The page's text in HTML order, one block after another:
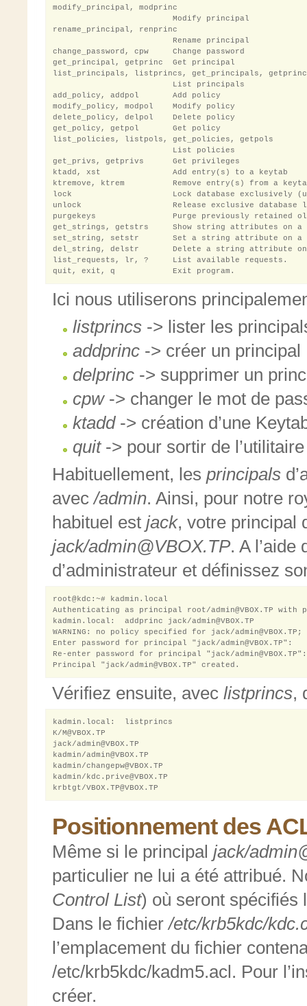
modify_principal, modprinc
                         Modify principal
rename_principal, renprinc
                         Rename principal
change_password, cpw     Change password
get_principal, getprinc  Get principal
list_principals, listprincs, get_principals,
                         List principals
add_policy, addpol       Add policy
modify_policy, modpol    Modify policy
delete_policy, delpol    Delete policy
get_policy, getpol       Get policy
list_policies, listpols, get_policies, getpols
                         List policies
get_privs, getprivs      Get privileges
ktadd, xst               Add entry(s) to a keytab
ktremove, ktrem          Remove entry(s) from a
lock                     Lock database exclusively
unlock                   Release exclusive database
purgekeys                Purge previously retained
get_strings, getstrs     Show string attributes on a
set_string, setstr       Set a string attribute on a
del_string, delstr       Delete a string attribute
list_requests, lr, ?     List available requests.
Ici nous utiliserons
listprincs -> lister les
addprinc -> créer un principal
delprinc -> supprimer un
cpw-> changer le mot de
ktadd-> création d’une
quit-> pour sortir de l’utilitaire
Habituellement, les principals
avec/admin. Ainsi, pour notre
habituel est jack, votre principal
jack/admin@VBOX.TP. A l’aide
d’administrateur et définissez
root@kdc:~# kadmin.local
Authenticating as principal root/admin@VBOX.TP with
kadmin.local:  addprinc jack/admin@VBOX.TP
WARNING: no policy specified for jack/
Enter password for principal "jack/admin@VBOX.TP":
Re-enter password for principal "jack/
Vérifiez ensuite, avec listprincs,
kadmin.local:  listprincs
K/M@VBOX.TP
jack/admin@VBOX.TP
kadmin/admin@VBOX.TP
kadmin/changepw@VBOX.TP
kadmin/kdc.prive@VBOX.TP
Positionnement des
Même si le principal jack/
particulier ne lui a été attribué.
Control List) où seront spécifiés
Dans le fichier/etc/krb5kdc/
l’emplacement du fichier
/etc/krb5kdc/kadm5.acl. Pour
créer.